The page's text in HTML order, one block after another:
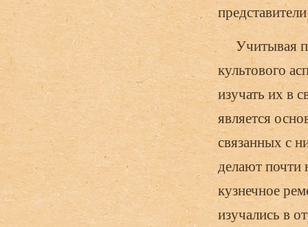
Учитывая
культового
изучать их в
является
связанных с
делают почти
кузнечное
изучались в